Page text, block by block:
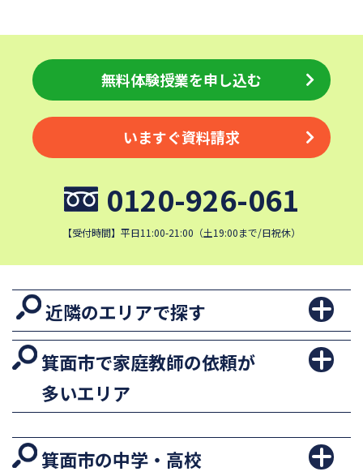
無料体験授業を申し込む
いますぐ資料請求
0120-926-061
【受付時間】平日11:00-21:00（土19:00まで/日祝休）
近隣のエリアで探す
箕面市で家庭教師の依頼が
多いエリア
箕面市の中学・高校